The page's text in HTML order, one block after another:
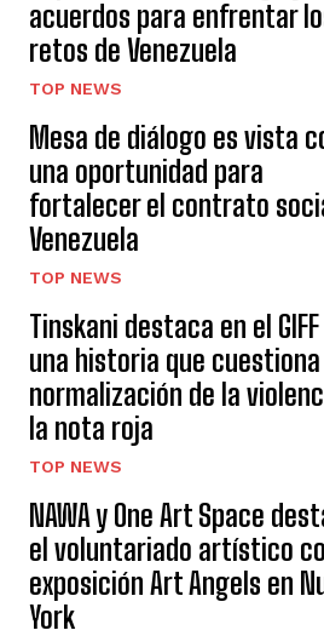
acuerdos para enfrentar
retos de Venezuela
TOP NEWS
Mesa de diálogo es vista
una oportunidad para
fortalecer el contrato
Venezuela
TOP NEWS
Tinskani destaca en el
una historia que
normalización de la
la nota roja
TOP NEWS
NAWA y One Art Space
el voluntariado artístico
exposición Art Angels en
York